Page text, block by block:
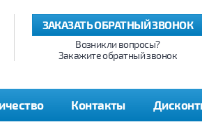
ЗАКАЗАТЬ ОБРАТНЫЙ ЗВОНОК
Возникли вопросы?
Закажите обратный звонок
Контакты